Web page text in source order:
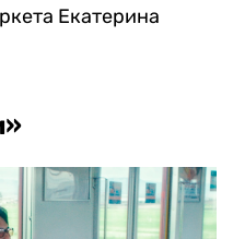
Екатерина